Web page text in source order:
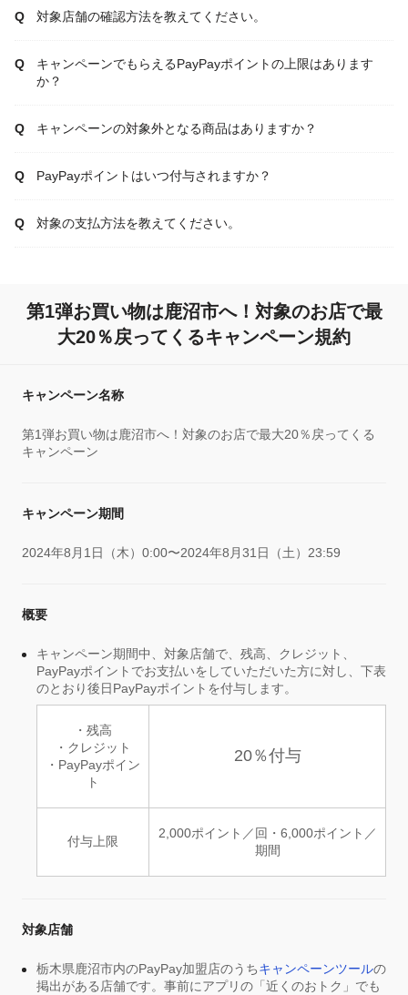
対象店舗の確認方法を教えてください。
キャンペーンでもらえるPayPayポイントの上限はあります
か？
キャンペーンの対象外となる商品はありますか？
PayPayポイントはいつ付与されますか？
対象の支払方法を教えてください。
第1弾お買い物は鹿沼市へ！対象のお店で最
大20％戻ってくるキャンペーン規約
キャンペーン名称
第1弾お買い物は鹿沼市へ！対象のお店で最大20％戻ってくる
キャンペーン
キャンペーン期間
2024年8月1日（木）0:00〜2024年8月31日（土）23:59
概要
キャンペーン期間中、対象店舗で、残高、クレジット、
PayPayポイントでお支払いをしていただいた方に対し、下表
のとおり後日PayPayポイントを付与します。
・残高
・クレジット
・PayPayポイン
ト
20％付与
付与上限
2,000ポイント／回・6,000ポイント／
期間
対象店舗
栃木県鹿沼市内のPayPay加盟店のうちキャンペーンツールの
掲出がある店舗です。事前にアプリの「近くのおトク」でも